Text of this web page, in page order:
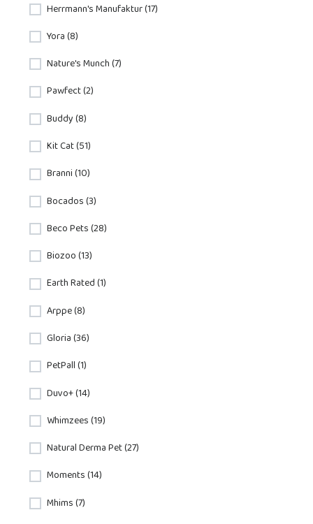
Herrmann's Manufaktur (17)
Yora (8)
Nature's Munch (7)
Pawfect (2)
Buddy (8)
Kit Cat (51)
Branni (10)
Bocados (3)
Beco Pets (28)
Biozoo (13)
Earth Rated (1)
Arppe (8)
Gloria (36)
PetPall (1)
Duvo+ (14)
Whimzees (19)
Natural Derma Pet (27)
Moments (14)
Mhims (7)